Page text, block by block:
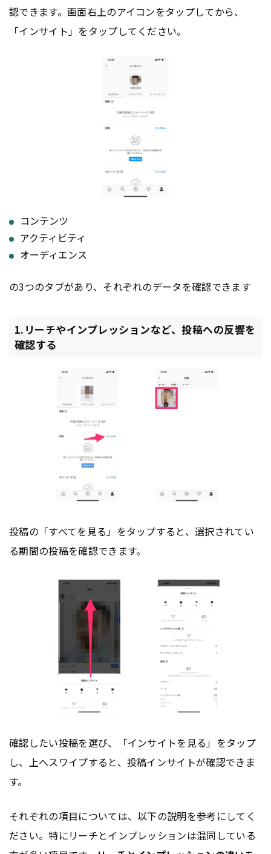
認できます。画面右上のアイコンをタップしてから、
「インサイト」をタップしてください。
コンテンツ
アクティビティ
オーディエンス
の3つのタブがあり、それぞれのデータを確認できます
1.リーチやインプレッションなど、投稿への反響を
確認する
投稿の「すべてを見る」をタップすると、選択されてい
る期間の投稿を確認できます。
確認したい投稿を選び、「インサイトを見る」をタップ
し、上へスワイプすると、投稿インサイトが確認できま
す。
それぞれの項目については、以下の説明を参考にしてく
ださい。特にリーチとインプレッションは混同している